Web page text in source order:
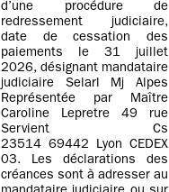
d’une procédure de
redressement judiciaire,
date de cessation des
paiements le 31 juillet
2026, désignant mandataire
judiciaire Selarl Mj Alpes
Représentée par Maître
Caroline Lepretre 49 rue
Servient Cs
23514 69442 Lyon CEDEX
03. Les déclarations des
créances sont à adresser au